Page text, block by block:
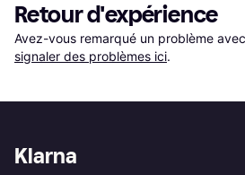
Retour d'expérience
Avez-vous remarqué un problème
signaler des problèmes ici.
Klarna